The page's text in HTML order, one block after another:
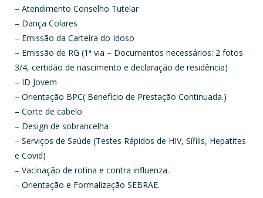
– Atendimento Conselho Tutelar
– Dança Colares
– Emissão da Carteira do Idoso
– Emissão de RG (1ª via – Documentos necessários: 2 fotos
3/4, certidão de nascimento e declaração de residência)
– ID Jovem
– Orientação BPC( Benefício de Prestação Continuada.)
– Corte de cabelo
– Design de sobrancelha
– Serviços de Saúde (Testes Rápidos de HIV, Sífilis, Hepatites
e Covid)
– Vacinação de rotina e contra influenza.
– Orientação e Formalização SEBRAE.